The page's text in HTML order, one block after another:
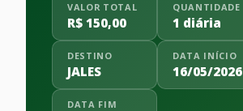
VALOR TOTAL
R$ 150,00
QUANTIDADE
1 diária
DESTINO
JALES
DATA INÍCIO
16/05/2026
DATA FIM